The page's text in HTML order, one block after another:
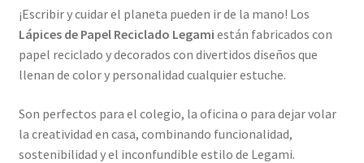
¡Escribir y cuidar el planeta pueden ir de la mano! Los
Lápices de Papel Reciclado Legami están fabricados con
papel reciclado y decorados con divertidos diseños que
llenan de color y personalidad cualquier estuche.
Son perfectos para el colegio, la oficina o para dejar volar
la creatividad en casa, combinando funcionalidad,
sostenibilidad y el inconfundible estilo de Legami.